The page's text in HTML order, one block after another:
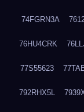
74FGRN3A
76HU4CRK
77S55623
792RHX5L